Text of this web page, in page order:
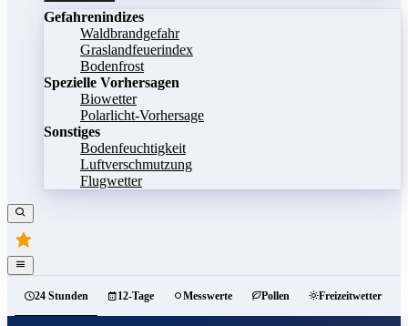
Gefahrenindizes
Waldbrandgefahr
Graslandfeuerindex
Bodenfrost
Spezielle Vorhersagen
Biowetter
Polarlicht-Vorhersage
Sonstiges
Bodenfeuchtigkeit
Luftverschmutzung
Flugwetter
24 Stunden 12-Tage Messwerte Pollen Freizeitwetter